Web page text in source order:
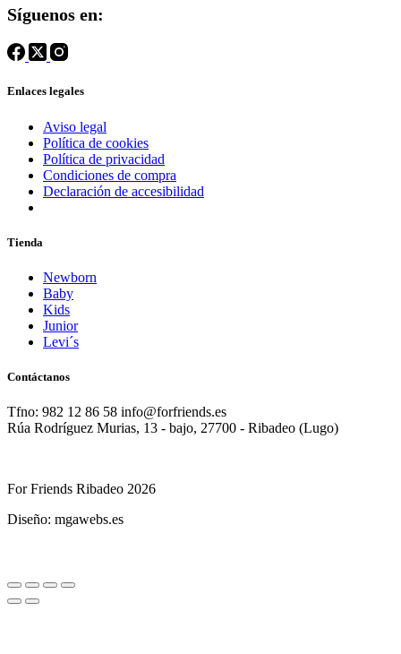
Síguenos en:
Enlaces legales
Aviso legal
Política de cookies
Política de privacidad
Condiciones de compra
Declaración de accesibilidad
Tienda
Newborn
Baby
Kids
Junior
Levi´s
Contáctanos
Tfno: 982 12 86 58 info@forfriends.es
Rúa Rodríguez Murias, 13 - bajo, 27700 - Ribadeo (Lugo)
For Friends Ribadeo 2026
Diseño: mgawebs.es